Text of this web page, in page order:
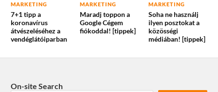
MARKETING
7+1 tipp a
koronavírus
átvészeléséhez a
vendéglátóiparban
MARKETING
Maradj toppon a
Google Cégem
fiókoddal! [tippek]
MARKETING
Soha ne használj
ilyen posztokat a
közösségi
médiában! [tippek]
On-site Search